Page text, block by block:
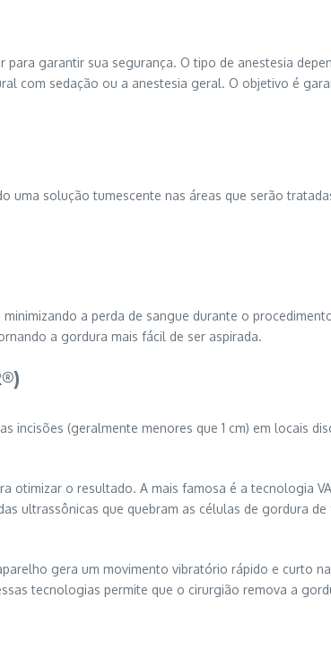
garantir sua segurança. O tipo de anestesia
com sedação ou a anestesia geral. O objetivo é
uma solução tumescente nas áreas que serão
a perda de sangue durante o
a gordura mais fácil de ser aspirada.
incisões (geralmente menores que 1 cm) em locais
otimizar o resultado. A mais famosa é a tecnologia
ultrassônicas que quebram as células de gordura
gera um movimento vibratório rápido e curto
tecnologias permite que o cirurgião remova a